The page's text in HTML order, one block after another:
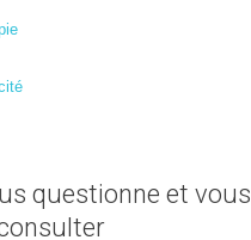
questionne et vous